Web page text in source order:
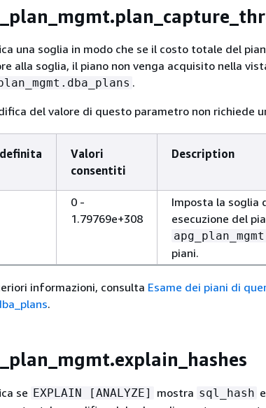
una soglia in modo che se il costo totale del
alla soglia, il piano non venga acquisito nella
.
del valore di questo parametro non richiede
Valori
consentiti
Description
0 -
1.79769e+308
Imposta la soglia
esecuzione del
apg_plan_mgmt
piani.
informazioni, consulta Esame dei piani di
.
se EXPLAIN [ANALYZE] mostra sql_hash e